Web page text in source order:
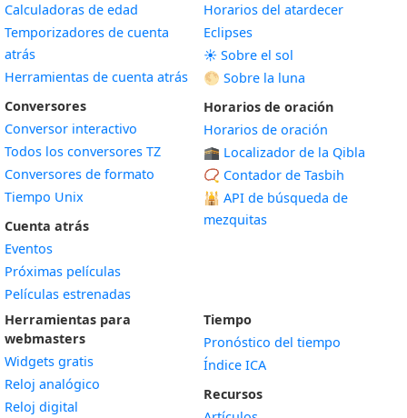
Calculadoras de edad
Temporizadores de cuenta
atrás
Herramientas de cuenta atrás
Conversores
Conversor interactivo
Todos los conversores TZ
Conversores de formato
Tiempo Unix
Cuenta atrás
Eventos
Próximas películas
Películas estrenadas
Horarios del atardecer
Eclipses
☀️ Sobre el sol
🌕 Sobre la luna
Horarios de oración
Horarios de oración
🕋 Localizador de la Qibla
📿 Contador de Tasbih
🕌 API de búsqueda de
mezquitas
Herramientas para
webmasters
Widgets gratis
Reloj analógico
Reloj digital
Tiempo
Pronóstico del tiempo
Índice ICA
Recursos